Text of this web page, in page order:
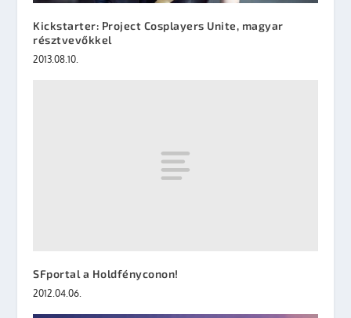
Kickstarter: Project Cosplayers Unite, magyar
résztvevőkkel
2013.08.10.
SFportal a Holdfényconon!
2012.04.06.